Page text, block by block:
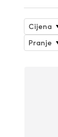
Cijena
Pranje